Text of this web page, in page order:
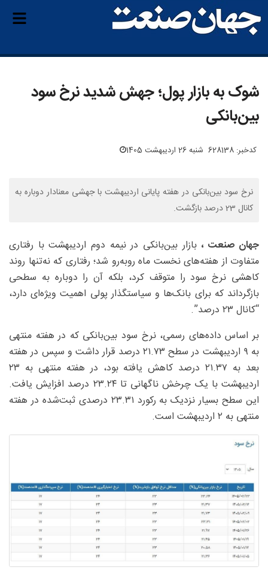
شوک به بازار پول؛ جهش شدید نرخ سود
بین‌بانکی
کدخبر: 628138 شنبه 26 اردیبهشت 1405
نرخ سود بین‌بانکی در هفته پایانی اردیبهشت با جهشی معنادار دوباره به
کانال 23 درصد بازگشت.
جهان صنعت ، بازار بین‌بانکی در نیمه دوم اردیبهشت با رفتاری
متفاوت از هفته‌های نخست ماه روبه‌رو شد؛ رفتاری که نه‌تنها روند
کاهشی نرخ سود را متوقف کرد، بلکه آن را دوباره به سطحی
بازگرداند که برای بانک‌ها و سیاستگذار پولی اهمیت ویژه‌ای دارد،
“کانال ۲۳ درصد”.
بر اساس داده‌های رسمی، نرخ سود بین‌بانکی که در هفته منتهی
به ۹ اردیبهشت در سطح ۲۱.۷۳ درصد قرار داشت و سپس در هفته
بعد به ۲۱.۳۷ درصد کاهش یافته بود، در هفته منتهی به ۲۳
اردیبهشت با یک چرخش ناگهانی تا ۲۳.۲۴ درصد افزایش یافت.
این سطح بسیار نزدیک به رکورد ۲۳.۳۱ درصدی ثبت‌شده در هفته
منتهی به ۲ اردیبهشت است.